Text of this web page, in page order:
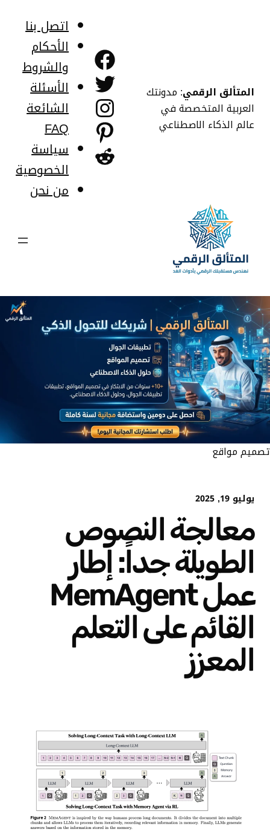
المتألق الرقمي: مدونتك
العربية المتخصصة في
عالم الذكاء الاصطناعي
فيسبوك
تويتر
إنستجرام
بينتريست
ريديت
اتصل بنا
الأحكام
والشروط
الأسئلة
الشائعة
FAQ
سياسة
الخصوصية
من نحن
تصميم مواقع
يوليو 19, 2025
معالجة النصوص
الطويلة جداً: إطار
عمل MemAgent
القائم على التعلم
المعزز